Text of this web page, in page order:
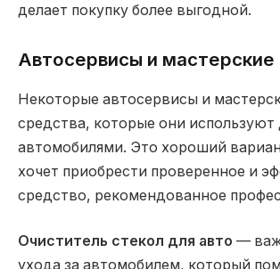
делает покупку более выгодной.
Автосервисы и мастерские
Некоторые автосервисы и
средства, которые они используют
автомобилями. Это хороший
хочет приобрести проверенное и
средство, рекомендованное
Очиститель стекол для авто —
ухода за автомобилем, который